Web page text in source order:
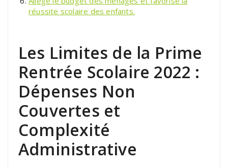
réussite scolaire des enfants.
Les Limites de la Prime
Rentrée Scolaire 2022 :
Dépenses Non
Couvertes et
Complexité
Administrative